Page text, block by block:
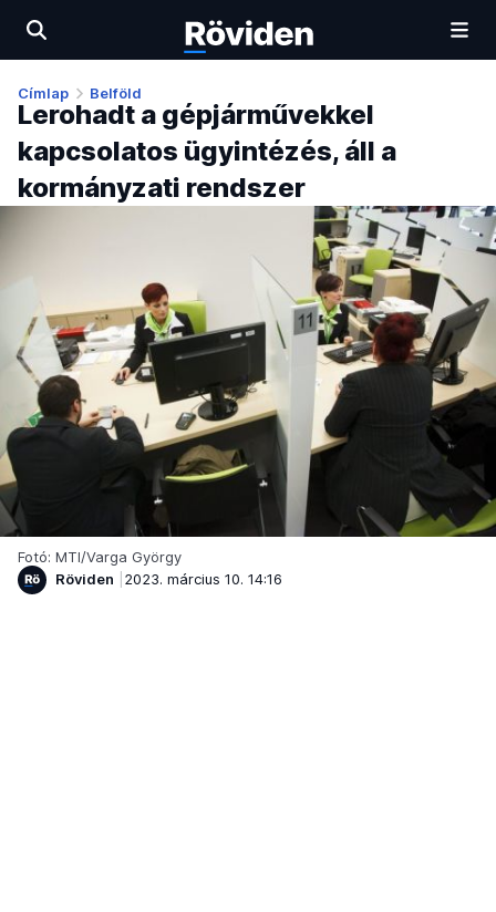
Címlap Belföld
Lerohadt a gépjárművekkel
kapcsolatos ügyintézés, áll a
kormányzati rendszer
Fotó: MTI/Varga György
Röviden
2023. március 10. 14:16